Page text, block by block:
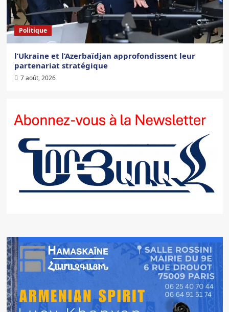
Politique
l’Ukraine et l’Azerbaïdjan approfondissent leur
partenariat stratégique
7 août, 2026